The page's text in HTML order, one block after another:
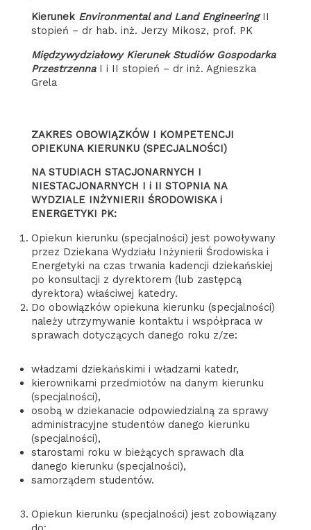
kierunek Environmental and Land EngineeringII
stopień – dr hab. inż. Jerzy Mikosz, prof. PK
Międzywydziałowy Kierunek Studiów Gospodarka
Przestrzenna I i II stopień – dr inż. Agnieszka
Grela
ZAKRES OBOWIĄZKÓW I KOMPETENCJI
OPIEKUNA KIERUNKU (SPECJALNOŚCI)
NA STUDIACH STACJONARNYCH I
NIESTACJONARNYCH I i II STOPNIA NA
WYDZIALE INŻYNIERII ŚRODOWISKA i
ENERGETYKI PK:
Opiekun kierunku (specjalności) jest powoływany
przez Dziekana Wydziału Inżynierii Środowiska i
Energetyki na czas trwania kadencji dziekańskiej
po konsultacji z dyrektorem (lub zastępcą
dyrektora) właściwej katedry.
Do obowiązków opiekuna kierunku (specjalności)
należy utrzymywanie kontaktu i współpraca w
sprawach dotyczących danego roku z/ze:
władzami dziekańskimi i władzami katedr,
kierownikami przedmiotów na danym kierunku
(specjalności),
osobą w dziekanacie odpowiedzialną za sprawy
administracyjne studentów danego kierunku
(specjalności),
starostami roku w bieżących sprawach dla
danego kierunku (specjalności),
samorządem studentów.
Opiekun kierunku (specjalności) jest zobowiązany